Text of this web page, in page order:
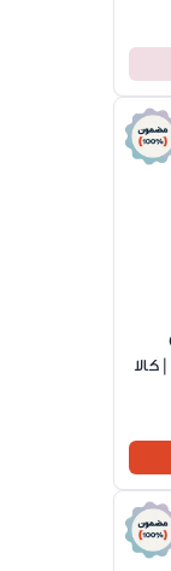
Soothing Foot Mask 3 Pairs - 14g | كالا